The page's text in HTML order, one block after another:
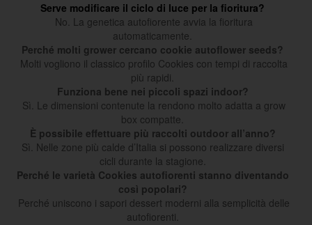
Serve modificare il ciclo di luce per la fioritura?
No. La genetica autofiorente avvia la fioritura
automaticamente.
Perché molti grower cercano cookie autoflower seeds?
Molti vogliono il classico profilo Cookies con tempi di raccolta
più rapidi.
Funziona bene nei piccoli spazi indoor?
Sì. Le dimensioni contenute la rendono molto adatta a grow
box compatte.
È possibile effettuare più raccolti outdoor all’anno?
Sì. Nelle zone più calde d’Italia si possono realizzare diversi
cicli durante la stagione.
Perché le varietà Cookies autofiorenti stanno diventando
così popolari?
Perché uniscono i sapori dessert moderni alla semplicità delle
autofiorenti.